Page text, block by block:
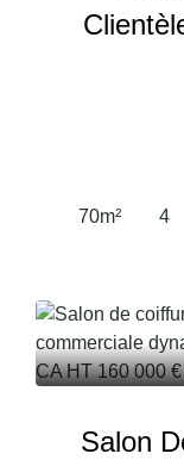
70m² 4
Salon